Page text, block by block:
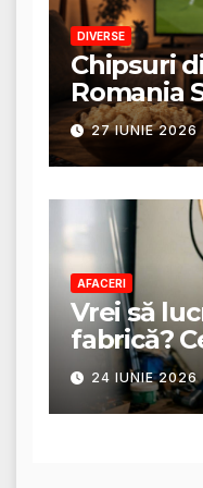
DIVERSE
Chipsuri
Romania
Magazin
27 IUNIE 2026
AFACERI
Vrei să
fabrică?
acestea
24 IUNIE 2026